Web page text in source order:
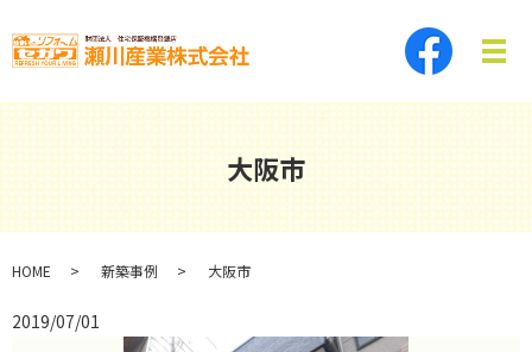
メ
大阪市
HOME 新築事例 大阪市
2019/07/01